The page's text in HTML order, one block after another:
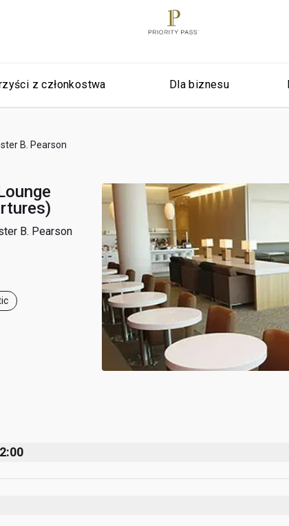
z członkostwa Dla biznesu
B. Pearson
B. Pearson